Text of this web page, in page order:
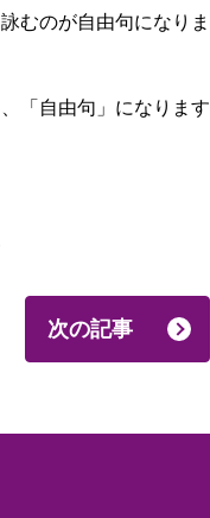
むのが自由句になりま
「自由句」になります
次の記事